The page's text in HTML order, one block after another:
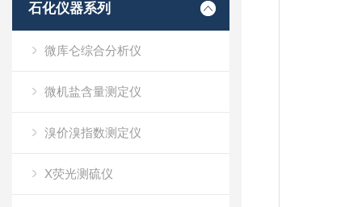
石化仪器系列
微库仑综合分析仪
微机盐含量测定仪
溴价溴指数测定仪
X荧光测硫仪